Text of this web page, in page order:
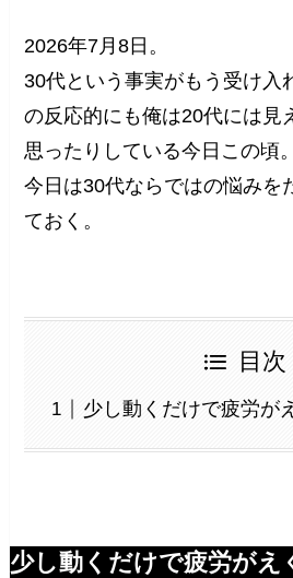
2026年7月8日。
30代という事実がもう受け入
の反応的にも俺は20代には見
思ったりしている今日この頃。
今日は30代ならではの悩みを
ておく。
目次
少し動くだけで疲労が
少し動くだけで疲労がえ